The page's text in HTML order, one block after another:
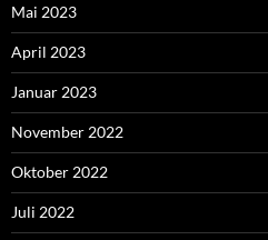
Mai 2023
April 2023
Januar 2023
November 2022
Oktober 2022
Juli 2022